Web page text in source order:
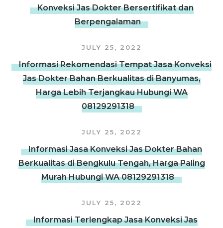
Konveksi Jas Dokter Bersertifikat dan
Berpengalaman
JULY 25, 2022
Informasi Rekomendasi Tempat Jasa Konveksi
Jas Dokter Bahan Berkualitas di Banyumas,
Harga Lebih Terjangkau Hubungi WA
08129291318
JULY 25, 2022
Informasi Jasa Konveksi Jas Dokter Bahan
Berkualitas di Bengkulu Tengah, Harga Paling
Murah Hubungi WA 08129291318
JULY 25, 2022
Informasi Terlengkap Jasa Konveksi Jas